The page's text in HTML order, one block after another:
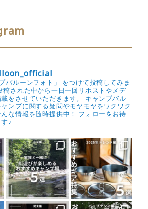
バルーンフォト」 をつけて投稿してみま
稿された中から一日一回リポストやメデ
をさせていただきます。
キャンプバル
ンプに関する疑問やモヤモヤをワクワク
な情報を随時提供中！
フォローをお待
♪